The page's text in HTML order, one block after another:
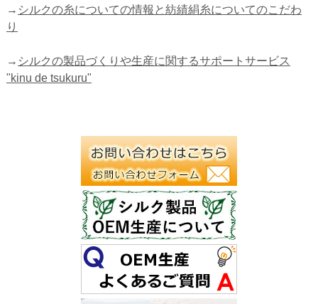
→ シルクの糸についての情報と紡績絹糸についてのこだわ
り
→ シルクの製品づくりや生産に関するサポートサービス
"kinu de tsukuru"